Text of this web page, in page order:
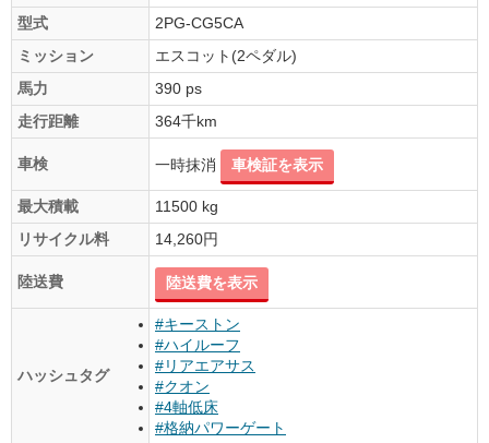
型式
2PG-CG5CA
ミッション
エスコット(2ペダル)
馬力
390 ps
走行距離
364千km
車検 一時抹消 車検証を表示
最大積載
11500 kg
リサイクル料
14,260円
陸送費 陸送費を表示
ハッシュタグ
#キーストン
#ハイルーフ
#リアエアサス
#クオン
#4軸低床
#格納パワーゲート